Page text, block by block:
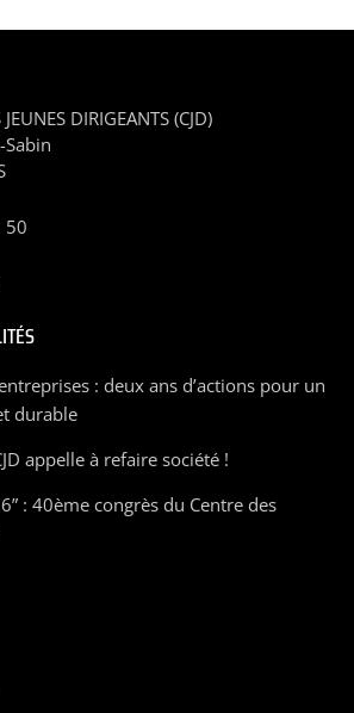
JEUNES DIRIGEANTS (CJD)
50
: deux ans d’actions pour un
durable
appelle à refaire société !
: 40ème congrès du Centre des